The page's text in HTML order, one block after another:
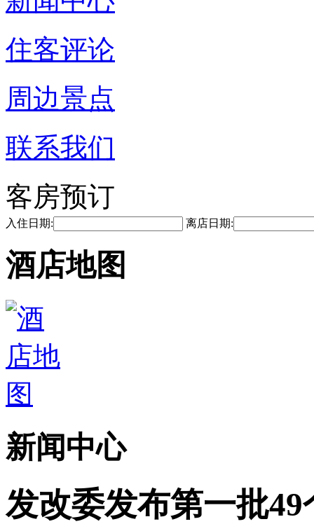
住客评论
周边景点
联系我们
客房预订
入住日期: 离店日期:
酒店地图
新闻中心
发改委发布第一批